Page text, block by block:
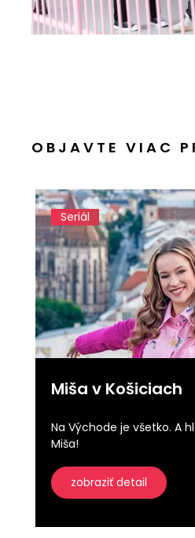
OBJAVTE VIAC
Seriál
Miša v Košiciach
Na Východe je všetko. A
Miša!
zobraziť detail